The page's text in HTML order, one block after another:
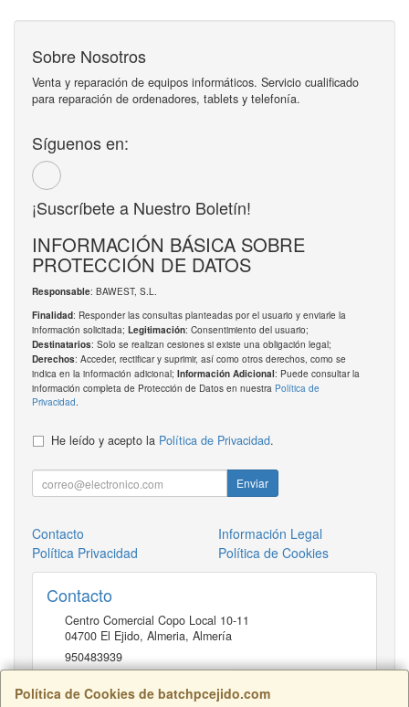
Política de Cookies de batchpcejido.com
Sobre Nosotros
Venta y reparación de equipos informáticos. Servicio cualificado
para reparación de ordenadores, tablets y telefonía.
Síguenos en:
¡Suscríbete a Nuestro Boletín!
INFORMACIÓN BÁSICA SOBRE
PROTECCIÓN DE DATOS
Responsable: BAWEST, S.L.
Finalidad: Responder las consultas planteadas por el usuario y enviarle la
información solicitada; Legitimación: Consentimiento del usuario;
Destinatarios: Solo se realizan cesiones si existe una obligación legal;
Derechos: Acceder, rectificar y suprimir, así como otros derechos, como se
indica en la información adicional; Información Adicional: Puede consultar la
información completa de Protección de Datos en nuestra Política de
Privacidad.
He leído y acepto la Política de Privacidad.
Enviar
Contacto
Información Legal
Política Privacidad
Política de Cookies
Contacto
Centro Comercial Copo Local 10-11
04700 El Ejido, Almeria, Almería
950483939